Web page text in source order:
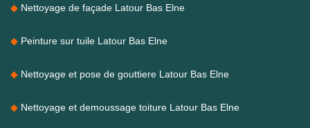
Nettoyage de façade Latour Bas Elne
Peinture sur tuile Latour Bas Elne
Nettoyage et pose de gouttiere Latour Bas Elne
Nettoyage et demoussage toiture Latour Bas Elne